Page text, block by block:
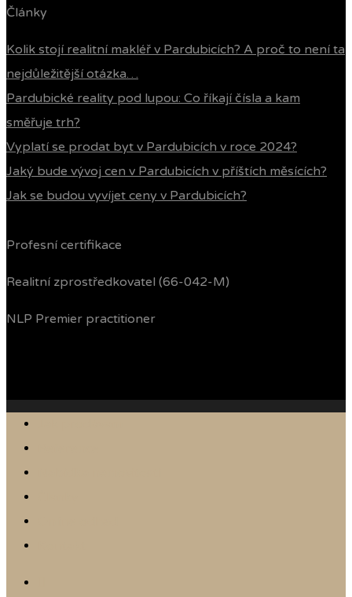
Články
Kolik stojí realitní makléř v Pardubicích? A proč to není ta
nejdůležitější otázka…
Pardubické reality pod lupou: Co říkají čísla a kam
směřuje trh?
Vyplatí se prodat byt v Pardubicích v roce 2024?
Jaký bude vývoj cen v Pardubicích v příštích měsících?
Jak se budou vyvíjet ceny v Pardubicích?
Profesní certifikace
Realitní zprostředkovatel (66-042-M)
NLP Premier practitioner